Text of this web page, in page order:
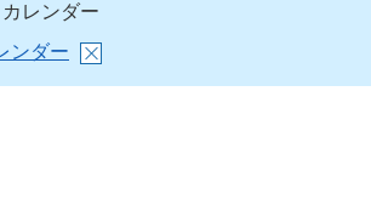
レンダー
ンダー